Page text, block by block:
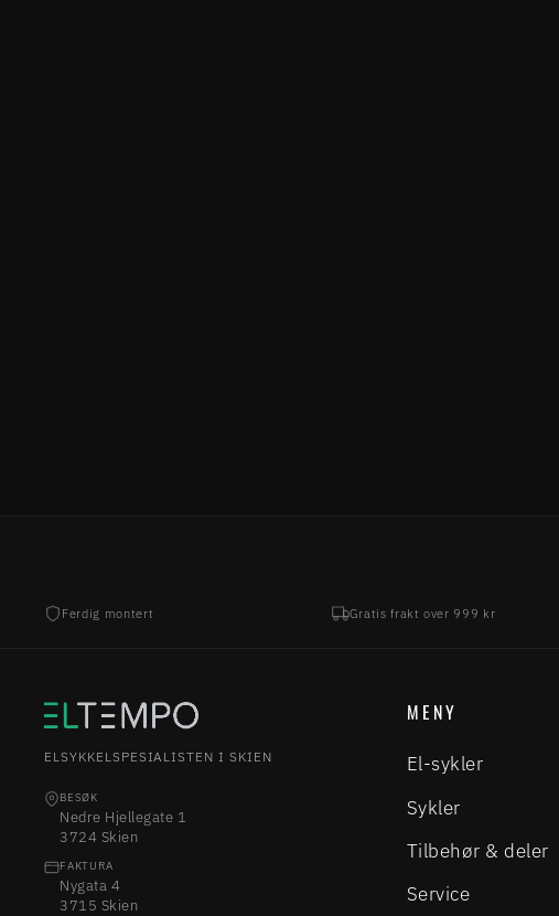
Ferdig montert Gratis frakt over 999 kr
ELSYKKELSPESIALISTEN I SKIEN
BESØK
Nedre Hjellegate 1
3724 Skien
FAKTURA
Nygata 4
3715 Skien
MENY
El-sykler
Sykler
Tilbehør & deler
Service